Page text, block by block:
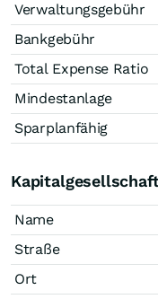
Verwaltungsgebühr
Bankgebühr
Total Expense Ratio
Mindestanlage
Sparplanfähig
Name
Straße
Ort